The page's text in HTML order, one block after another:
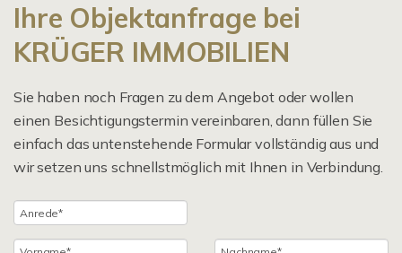
Ihre Objektanfrage bei
KRÜGER IMMOBILIEN
Sie haben noch Fragen zu dem Angebot oder wollen
einen Besichtigungstermin vereinbaren, dann füllen Sie
einfach das untenstehende Formular vollständig aus und
wir setzen uns schnellstmöglich mit Ihnen in Verbindung.